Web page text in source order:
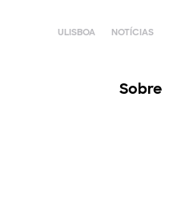
ULISBOA NOTÍCIAS
Sobre